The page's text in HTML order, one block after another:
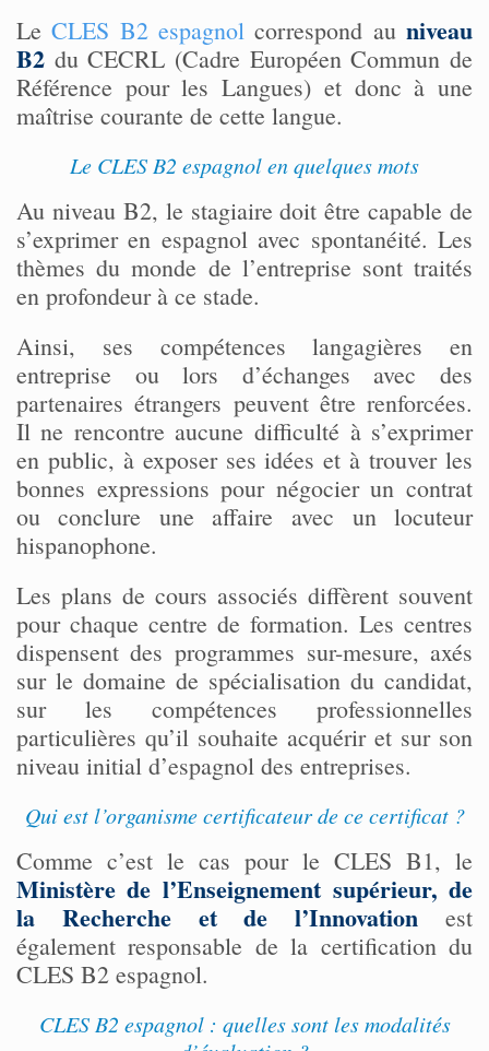
LeCLES B2 espagnol correspond auniveau
B2 du CECRL (Cadre Européen Commun de
Référence pour les Langues) et donc à une
maîtrise courante de cette langue.
Le CLES B2 espagnol en quelques mots
Au niveau B2, le stagiaire doit être capable de
s’exprimer en espagnol avec spontanéité. Les
thèmes du monde de l’entreprise sont traités
en profondeur à ce stade.
Ainsi, ses compétences langagières en
entreprise ou lors d’échanges avec des
partenaires étrangers peuvent être renforcées.
Il ne rencontre aucune difficulté à s’exprimer
en public, à exposer ses idées et à trouver les
bonnes expressions pour négocier un contrat
ou conclure une affaire avec un locuteur
hispanophone.
Les plans de cours associés diffèrent souvent
pour chaque centre de formation. Les centres
dispensent des programmes sur-mesure, axés
sur le domaine de spécialisation du candidat,
sur les compétences professionnelles
particulières qu’il souhaite acquérir et sur son
niveau initial d’espagnol des entreprises.
Qui est l’organisme certificateur de ce certificat ?
Comme c’est le cas pour le CLES B1, le
Ministère de l’Enseignement supérieur, de
la Recherche et de l’Innovation est
également responsable de la certification du
CLES B2 espagnol.
CLES B2 espagnol : quelles sont les modalités